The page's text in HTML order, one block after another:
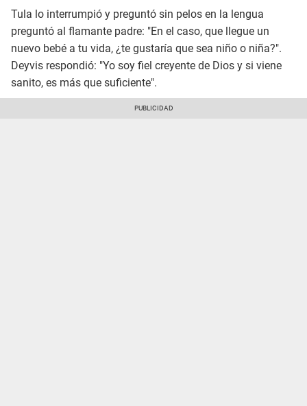
Tula lo interrumpió y preguntó sin pelos en la lengua
preguntó al flamante padre: "En el caso, que llegue un
nuevo bebé a tu vida, ¿te gustaría que sea niño o niña?".
Deyvis respondió: "Yo soy fiel creyente de Dios y si viene
sanito, es más que suficiente".